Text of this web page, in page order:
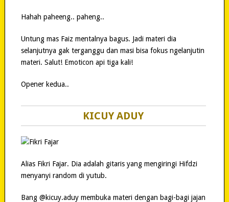
Hahah paheeng.. paheng..
Untung mas Faiz mentalnya bagus. Jadi materi dia
selanjutnya gak terganggu dan masi bisa fokus ngelanjutin
materi. Salut! Emoticon api tiga kali!
Opener kedua..
KICUY ADUY
Alias Fikri Fajar. Dia adalah gitaris yang mengiringi Hifdzi
menyanyi random di yutub.
Bang @kicuy.aduy membuka materi dengan bagi-bagi jajan